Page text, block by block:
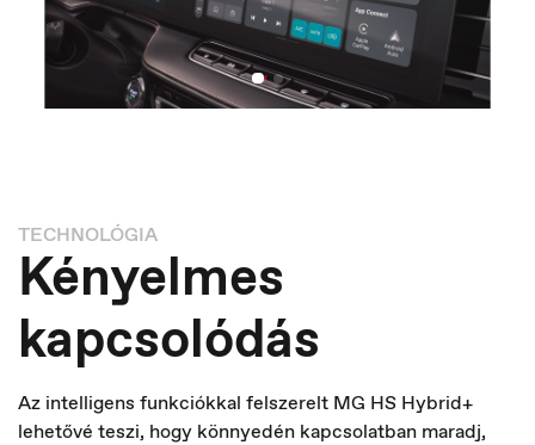
Hungary
Magyar
TECHNOLÓGIA
Kényelmes
kapcsolódás
Az intelligens funkciókkal felszerelt MG HS Hybrid+
lehetővé teszi, hogy könnyedén kapcsolatban maradj,